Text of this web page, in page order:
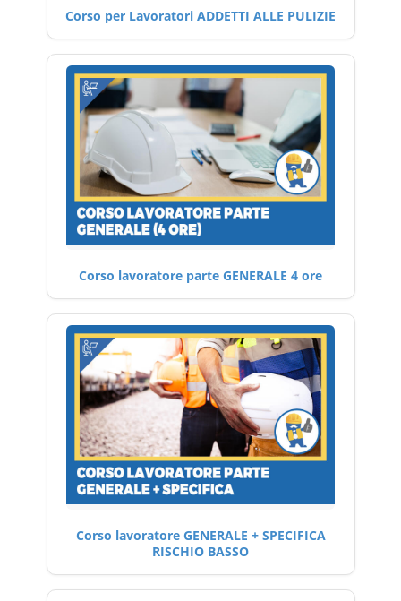
Corso per Lavoratori ADDETTI ALLE PULIZIE
Corso lavoratore parte GENERALE 4 ore
Corso lavoratore GENERALE + SPECIFICA
RISCHIO BASSO